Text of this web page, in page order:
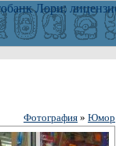
Фотография » Юмор